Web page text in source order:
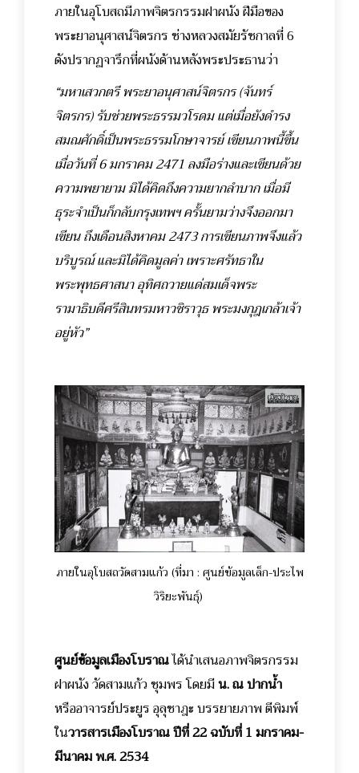
ภายในอุโบสถมีภาพจิตรกรรมฝาผนัง ฝีมือของ
พระยาอนุศาสน์จิตรกร ช่างหลวงสมัยรัชกาลที่ 6
ดังปรากฏจารึกที่ผนังด้านหลังพระประธานว่า
“มหาเสวกตรี พระยาอนุศาสน์จิตรกร (จันทร์
จิตรกร) รับช่วยพระธรรมวโรดม แต่เมื่อยังดำรง
สมณศักดิ์เป็นพระธรรมโกษาจารย์ เขียนภาพนี้ขึ้น
เมื่อวันที่ 6 มกราคม 2471 ลงมือร่างและเขียนด้วย
ความพยายาม มิได้คิดถึงความยากลำบาก เมื่อมี
ธุระจำเป็นก็กลับกรุงเทพฯ ครั้นยามว่างจึงออกมา
เขียน ถึงเดือนสิงหาคม 2473 การเขียนภาพจึงแล้ว
บริบูรณ์ และมิได้คิดมูลค่า เพราะศรัทธาใน
พระพุทธศาสนา อุทิศถวายแด่สมเด็จพระ
รามาธิบดีศรีสินทรมหาวชิราวุธ พระมงกุฎเกล้าเจ้า
อยู่หัว”
ภายในอุโบสถวัดสามแก้ว (ที่มา : ศูนย์ข้อมูลเล็ก-ประไพ
วิริยะพันธุ์)
ศูนย์ข้อมูลเมืองโบราณได้นำเสนอภาพจิตรกรรม
ฝาผนัง วัดสามแก้ว ชุมพร โดยมีน. ณ ปากน้ำ
หรืออาจารย์ประยูร อุลุชาฎะ บรรยายภาพ ตีพิมพ์
ในวารสารเมืองโบราณ ปีที่22 ฉบับที่ 1 มกราคม-
มีนาคม พ.ศ. 2534